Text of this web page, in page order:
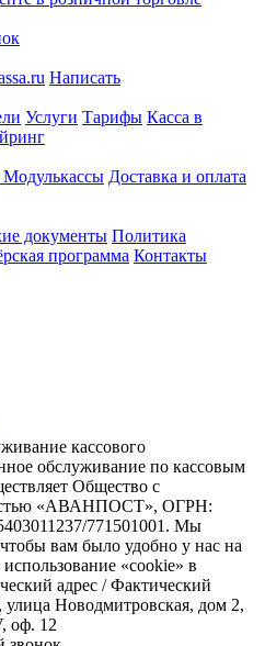
Написать
Услуги Тарифы Касса в
Доставка и оплата
документы Политика
программа Контакты
кассового
обслуживание по кассовым
Общество с
«АВАНПОСТ», ОГРН:
771501001. Мы
вам было удобно у нас на
«cookie» в
адрес / Фактический
улица Новодмитровская, дом 2,
оф. 12